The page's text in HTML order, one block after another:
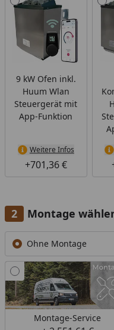
9 kW Ofen inkl.
Huum Wlan
Steuergerät mit
App-Funktion
Weitere Infos
+701,36 €
Montage
Ohne Montage
Montage-Service